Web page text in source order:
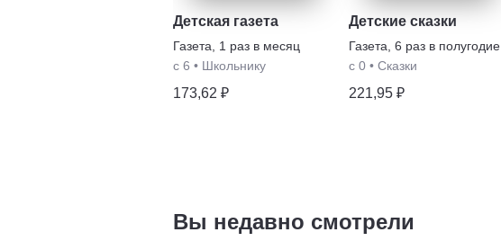
Детская газета
Газета
1 раз в месяц
с 6 • Школьнику
173,62 ₽
Детские сказки
Газета 6 раз в полугодие
с 0 • Сказки
221,95 ₽
Вы недавно смотрели